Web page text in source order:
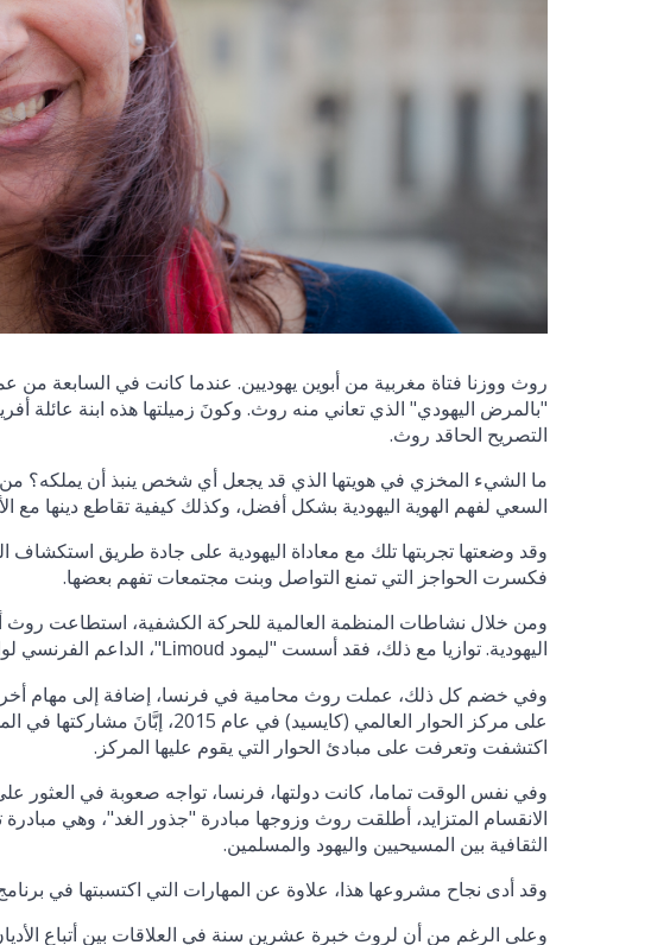
روث ووزنا فتاة مغربية من أبوين يهوديين. عندما كانت في السابعة من
"بالمرض اليهودي" الذي تعاني منه روث. وكونَ زميلتها هذه ابنة عائلة
التصريح الحاقد روث.
ما الشيء المخزي في هويتها الذي قد يجعل أي شخص ينبذ أن يملكه؟ من
السعي لفهم الهوية اليهودية بشكل أفضل، وكذلك كيفية تقاطع دينها مع
وقد وضعتها تجربتها تلك مع معاداة اليهودية على جادة طريق استكشاف
فكسرت الحواجز التي تمنع التواصل وبنت مجتمعات تفهم بعضها.
ومن خلال نشاطات المنظمة العالمية للحركة الكشفية، استطاعت روث
اليهودية. توازيا مع ذلك، فقد أسست "ليمود Limoud "، الداعم الفرنسي
وفي خضم كل ذلك، عملت روث محامية في فرنسا، إضافة إلى مهام
على مركز الحوار العالمي
اكتشفت وتعرفت على مبادئ الحوار التي يقوم عليها المركز.
وفي نفس الوقت تماما، كانت دولتها، فرنسا، تواجه صعوبة في العثور
الانقسام المتزايد، أطلقت روث وزوجها مبادرة "جذور الغد"، وهي مبادرة
الثقافية بين المسيحيين واليهود والمسلمين.
وقد أدى نجاح مشروعها هذا، علاوة عن المهارات التي اكتسبتها في